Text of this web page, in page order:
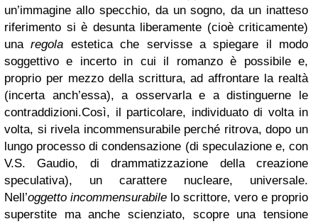
un’immagine allo specchio, da un sogno, da un inatteso
riferimento si è desunta liberamente (cioè criticamente)
unaregola estetica che servisse a spiegare il modo
soggettivo e incerto in cui il romanzo è possibile e,
proprio per mezzo della scrittura, ad affrontare la realtà
(incerta anch’essa), a osservarla e a distinguerne le
contraddizioni.Così, il particolare, individuato di volta in
volta, si rivela incommensurabile perché ritrova, dopo un
lungo processo di condensazione (di speculazione e, con
V.S. Gaudio, di drammatizzazione della creazione
speculativa), un carattere nucleare, universale.
Nell’oggetto incommensurabile lo scrittore, vero e proprio
superstite ma anche scienziato, scopre una tensione